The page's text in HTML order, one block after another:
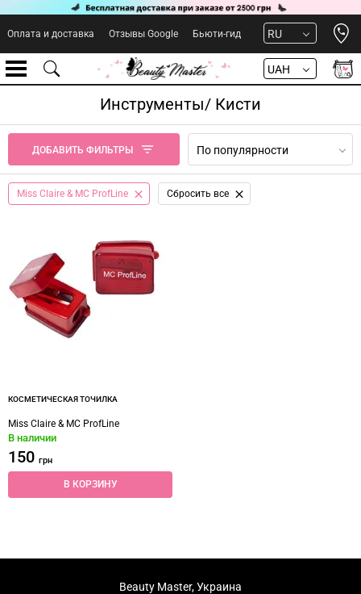
Оплата и доставка Отзывы Google Бьюти-гид RU
UAH
Инструменты/ Кисти
ДОБАВИТЬ ФИЛЬТРЫ По популярности
Miss Claire & MC ProfLine Сбросить все
КОСМЕТИЧЕСКАЯ ТОЧИЛКА
Miss Claire & MC ProfLine
В наличии
150 грн
В КОРЗИНУ
Beauty Master, Украина